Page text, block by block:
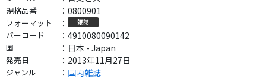
規格品番 ： 0800901
フォーマット ： 雑誌
バーコード ： 4910080090142
国 ： 日本 - Japan
発売日 ： 2013年11月27日
ジャンル ： 国内雑誌